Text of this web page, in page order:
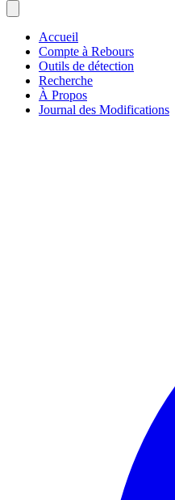
Accueil
Compte à Rebours
Outils de détection
Recherche
À Propos
Journal des Modifications